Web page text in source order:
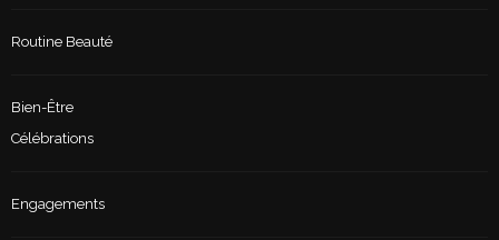
Routine Beauté
Bien-Être
Célébrations
Engagements